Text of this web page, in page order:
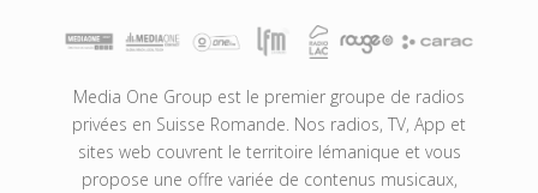
Media One Group est le premier groupe de radios
privées en Suisse Romande. Nos radios, TV, App et
sites web couvrent le territoire lémanique et vous
propose une offre variée de contenus musicaux,